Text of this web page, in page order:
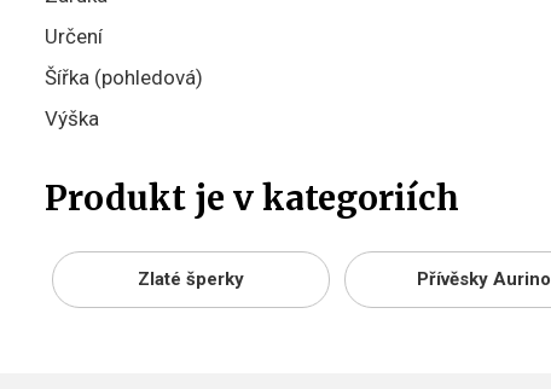
Určení
Šířka (pohledová)
Výška
Produkt je v kategoriích
Zlaté šperky Přívěsky Aurino